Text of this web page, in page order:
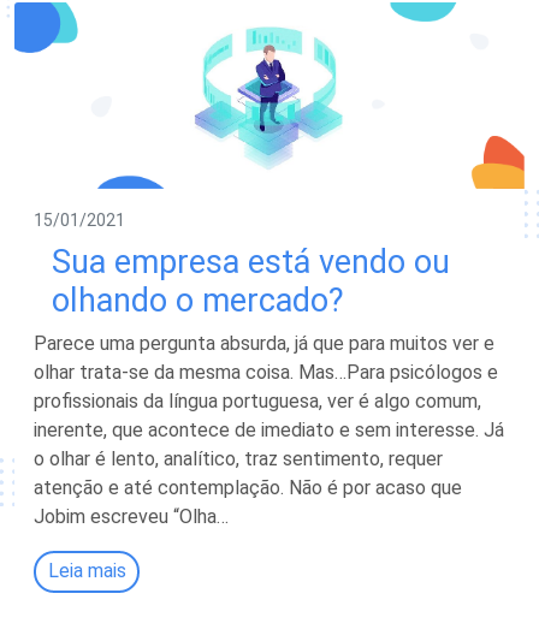
15/01/2021
Sua empresa está vendo ou
olhando o mercado?
Parece uma pergunta absurda, já que para muitos ver e
olhar trata-se da mesma coisa. Mas…Para psicólogos e
profissionais da língua portuguesa, ver é algo comum,
inerente, que acontece de imediato e sem interesse. Já
o olhar é lento, analítico, traz sentimento, requer
atenção e até contemplação. Não é por acaso que
Jobim escreveu “Olha…
Leia mais